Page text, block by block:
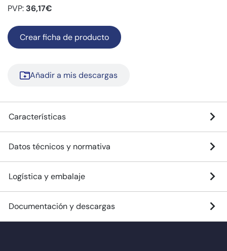
PVP: 36,17€
Crear ficha de producto
Añadir a mis descargas
Características
Datos técnicos y normativa
Logística y embalaje
Documentación y descargas